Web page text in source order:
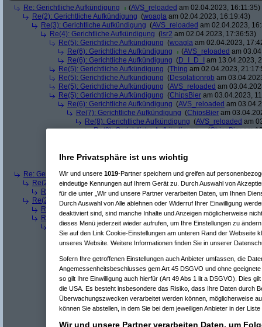
Re: Gerichtliche Aufkündigung (AVS_reloaded am 02.04.2023, 16:11:35)
Re(2): Gerichtliche Aufkündigung (woagla am 02.04.2023, 16:19:43)
Re(3): Gerichtliche Aufkündigung (AVS_reloaded am 02.04.2023,
Re(4): Gerichtliche Aufkündigung ( lsr2 am 02.04.2023, 17:36:53)
Re(5): Gerichtliche Aufkündigung (woagla am 02.04.2023,
Re(6): Gerichtliche Aufkündigung
(AVS_reloaded am
Re(6): Gerichtliche Aufkündigung (D_I_D_I
am 13.04.2023,
Re(5): Gerichtliche Aufkündigung (Thing am 02.04.2023,
Re(5): Gerichtliche Aufkündigung (Desolationrob am
Re(5): Gerichtliche Aufkündigung (AVS_reloaded am
Re(5): Gerichtliche Aufkündigung (ChipsBier am 03.04.2023,
Re(6): Gerichtliche Aufkündigung (AVS_reloaded am
Re(7): Gerichtliche Aufkündigung (ChipsBier am
Re(8): Gerichtliche Aufkündigung (AVS_reloaded am
Re(9): Gerichtliche Aufkündigung
(ChipsBieram
Re(7): Gerichtliche Aufkündigung(lsr2
Re: Gerichtliche Aufkündigung(ein Kritikeram 03.04.2023, 00:04:54)
Re(2): Gerichtliche Aufkündigung(Desolationrobam 03.04.2023,
Re(3): Gerichtliche Aufkündigung(AVS_reloaded am 04.04.2023,
Re(2): Gerichtliche Aufkündigung(woaglaam 03.04.2023, 21:42:00)
Re(3): Gerichtliche Aufkündigung ( ein Kritiker
am 03.04.2023,
Re(3): Gerichtliche Aufkündigung(AVS_reloadedam 04.04.2023,
Re(4): Gerichtliche Aufkündigung(woaglaam 04.04.2023,
Re(5): Gerichtliche Aufkündigung(AVS_reloadedam
Re(6): Gerichtliche Aufkündigung (woagla am 05.04.2023,
Re(6): Gerichtliche Aufkündigung(woaglaam 05.04.2023,
Re(7): Gerichtliche Aufkündigung(AVS_reloaded am
Re(6): Gerichtliche Aufkündigung(woaglaam 05.04.2023,
Re(7): Gerichtliche Aufkündigung(-lt-am 05.04.2023,
Re(8): Gerichtliche Aufkündigung(woaglaam
Re(9): Gerichtliche Aufkündigung( -lt-am
Re(10): Gerichtliche Aufkündigung
Re(11): Gerichtliche Aufkündigung( -lt-am
Ihre Privatsphäre ist uns wichtig
Wir und unsere 1019-Partner speichern und greifen auf
eindeutige Kennungen auf Ihrem Gerät zu. Durch Auswahl von
für die unter „Wir und unsere Partner verarbeiten Daten, um Ihnen
Durch Auswahl von Alle ablehnen oder Widerruf Ihrer Einwilligung
deaktiviert sind, sind manche Inhalte und Anzeigen möglicherweise
dieses Menü jederzeit wieder aufrufen, um Ihre Einstellungen zu
Sie auf den Link Cookie-Einstellungen am unteren Rand der Webseite
unseres Website. Weitere Informationen finden Sie in unserer
Sofern Ihre getroffenen Einstellungen auch Anbieter umfassen, die
Angemessenheitsbeschlusses gem Art 45 DSGVO und ohne
so gilt Ihre Einwilligung auch hierfür (Art 49 Abs 1 lit a DSGVO). Dies
die USA. Es besteht insbesondere das Risiko, dass Ihre Daten durch
Überwachungszwecken verarbeitet werden können, möglicherweise
können Sie abstellen, in dem Sie bei dem jeweiligen Anbieter in der
Wir und unsere Partner verarbeiten Daten, um